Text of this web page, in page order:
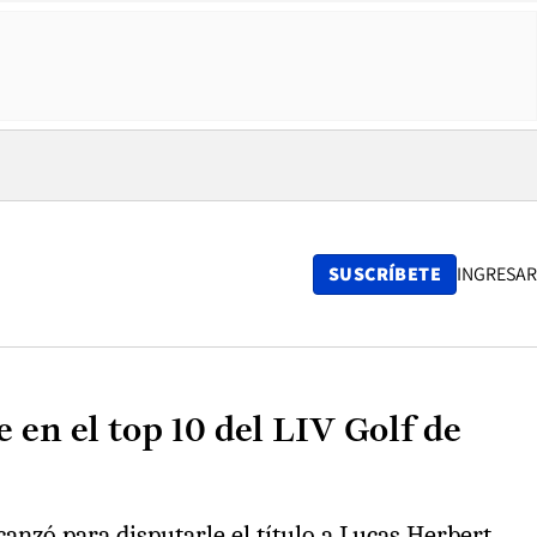
SUSCRÍBETE INGRESAR
el top 10 del LIV Golf de